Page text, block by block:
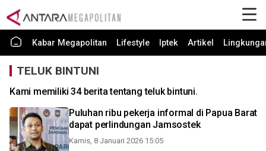
Kabar Megapolitan Lifestyle Iptek Artikel
TELUK BINTUNI
Kami memiliki 34 berita tentang teluk bintuni.
Puluhan ribu pekerja informal di Papua Barat
dapat perlindungan Jamsostek
Kamis, 8 Januari 2026 15:05